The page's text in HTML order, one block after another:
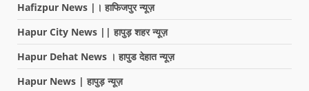
Hafizpur News |। हाफिजपुर न्यूज़
Hapur City News || हापुड़ शहर न्यूज़
Hapur Dehat News । हापुड देहात न्यूज़
Hapur News | हापुड़ न्यूज़